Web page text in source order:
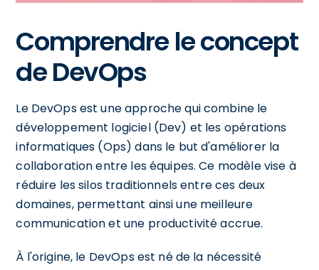
Comprendre le concept
de DevOps
Le DevOps est une approche qui combine le
développement logiciel (Dev) et les opérations
informatiques (Ops) dans le but d'améliorer la
collaboration entre les équipes. Ce modèle vise à
réduire les silos traditionnels entre ces deux
domaines, permettant ainsi une meilleure
communication et une productivité accrue.
À l'origine, le DevOps est né de la nécessité